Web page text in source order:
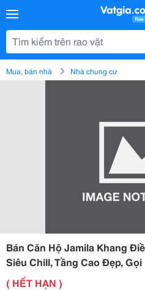
Mua, bán nhà Nhà chung cư
Bán Căn Hộ Jamila Khang
Siêu Chill, Tầng Cao Đẹp, Gọi
( HẾT HẠN )